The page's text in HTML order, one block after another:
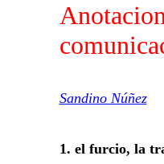
Sandino Núñez
1. el furcio, la